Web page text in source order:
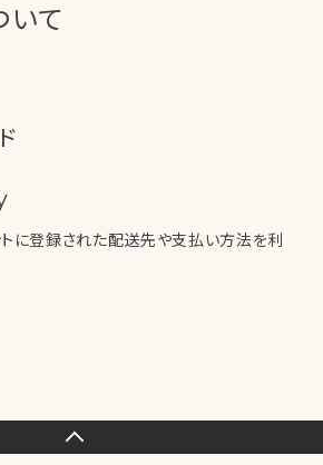
いて
に登録された配送先や支払い方法を利